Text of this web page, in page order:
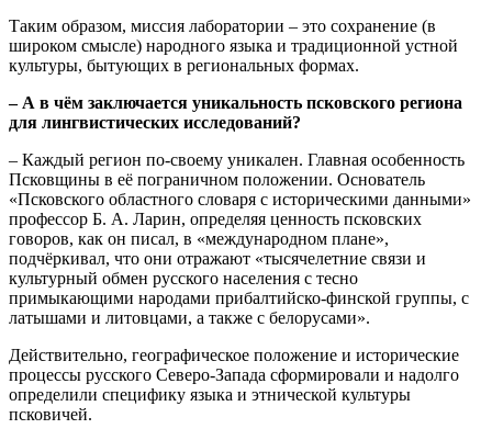
Таким образом, миссия лаборатории – это сохранение (в
широком смысле) народного языка и традиционной устной
культуры, бытующих в региональных формах.
– А в чём заключается уникальность псковского региона
для лингвистических исследований?
– Каждый регион по-своему уникален. Главная особенность
Псковщины в её пограничном положении. Основатель
«Псковского областного словаря с историческими данными»
профессор Б. А. Ларин, определяя ценность псковских
говоров, как он писал, в «международном плане»,
подчёркивал, что они отражают «тысячелетние связи и
культурный обмен русского населения с тесно
примыкающими народами прибалтийско-финской группы, с
латышами и литовцами, а также с белорусами».
Действительно, географическое положение и исторические
процессы русского Северо-Запада сформировали и надолго
определили специфику языка и этнической культуры
псковичей.